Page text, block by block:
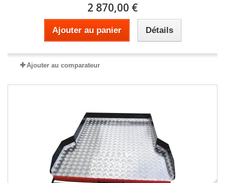
2 870,00 €
Ajouter au panier Détails
Ajouter au comparateur